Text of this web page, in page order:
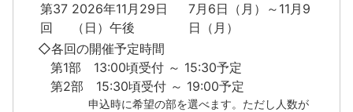
第37
回
2026年11月29日
（日）午後
7月6日（月）～11月9
日（月）
◇各回の開催予定時間
第1部 13:00頃受付 ～ 15:30予定
第2部 15:30頃受付 ～ 19:00予定
申込時に希望の部を選べます。ただし人数が